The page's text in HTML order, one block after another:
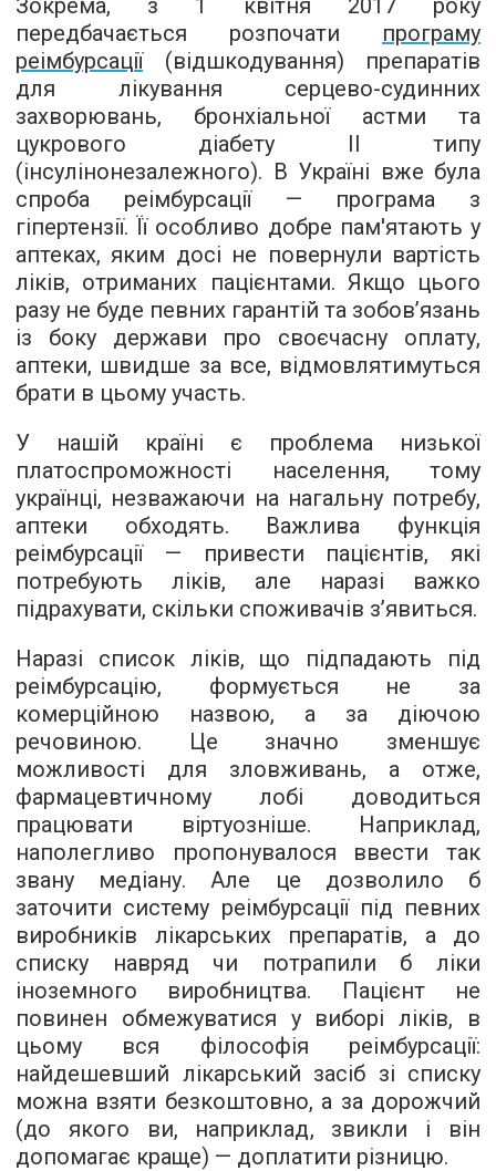
Зокрема, з 1 квітня 2017 року
передбачається розпочати програму
реімбурсації(відшкодування) препаратів
для лікування серцево-судинних
захворювань, бронхіальної астми та
цукрового діабету II типу
(інсулінонезалежного). В Україні вже була
спроба реімбурсації — програма з
гіпертензії. Її особливо добре пам'ятають у
аптеках, яким досі не повернули вартість
ліків, отриманих пацієнтами. Якщо цього
разу не буде певних гарантій та зобов’язань
із боку держави про своєчасну оплату,
аптеки, швидше за все, відмовлятимуться
брати в цьому участь.
У нашій країні є проблема низької
платоспроможності населення, тому
українці, незважаючи на нагальну потребу,
аптеки обходять. Важлива функція
реімбурсації — привести пацієнтів, які
потребують ліків, але наразі важко
підрахувати, скільки споживачів з’явиться.
Наразі список ліків, що підпадають під
реімбурсацію, формується не за
комерційною назвою, а за діючою
речовиною. Це значно зменшує
можливості для зловживань, а отже,
фармацевтичному лобі доводиться
працювати віртуозніше. Наприклад,
наполегливо пропонувалося ввести так
звану медіану. Але це дозволило б
заточити систему реімбурсації під певних
виробників лікарських препаратів, а до
списку навряд чи потрапили б ліки
іноземного виробництва. Пацієнт не
повинен обмежуватися у виборі ліків, в
цьому вся філософія реімбурсації:
найдешевший лікарський засіб зі списку
можна взяти безкоштовно, а за дорожчий
(до якого ви, наприклад, звикли і він
допомагає краще) — доплатити різницю.